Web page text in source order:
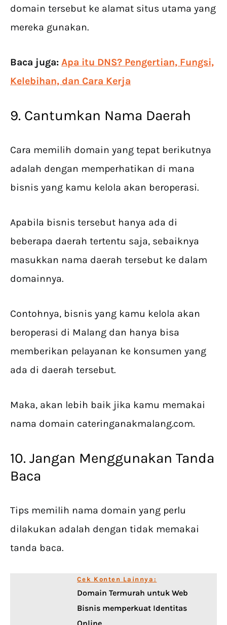
domain tersebut ke alamat situs utama yang
mereka gunakan.
Baca juga: Apa itu DNS? Pengertian, Fungsi,
Kelebihan, dan Cara Kerja
9. Cantumkan Nama Daerah
Cara memilih domain yang tepat berikutnya
adalah dengan memperhatikan di mana
bisnis yang kamu kelola akan beroperasi.
Apabila bisnis tersebut hanya ada di
beberapa daerah tertentu saja, sebaiknya
masukkan nama daerah tersebut ke dalam
domainnya.
Contohnya, bisnis yang kamu kelola akan
beroperasi di Malang dan hanya bisa
memberikan pelayanan ke konsumen yang
ada di daerah tersebut.
Maka, akan lebih baik jika kamu memakai
nama domain cateringanakmalang.com.
10. Jangan Menggunakan Tanda
Baca
Tips memilih nama domain yang perlu
dilakukan adalah dengan tidak memakai
tanda baca.
Cek Konten Lainnya:
Domain Termurah untuk Web
Bisnis memperkuat Identitas